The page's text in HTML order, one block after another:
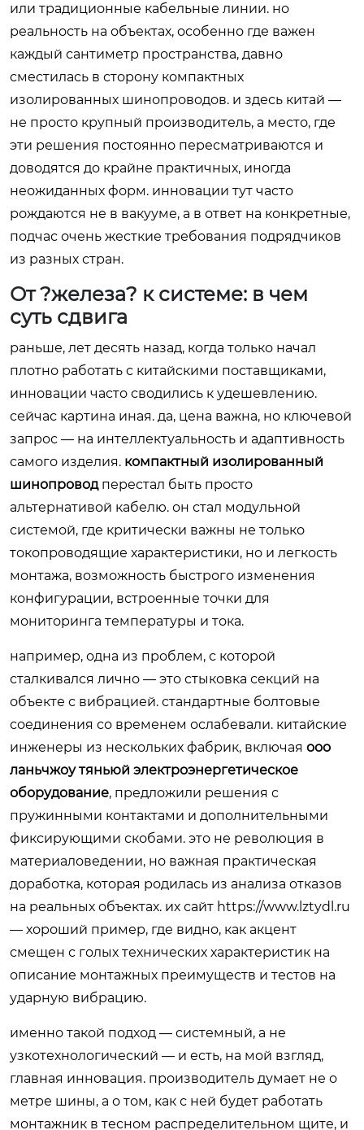
или традиционные кабельные линии. но
реальность на объектах, особенно где важен
каждый сантиметр пространства, давно
сместилась в сторону компактных
изолированных шинопроводов. и здесь китай —
не просто крупный производитель, а место, где
эти решения постоянно пересматриваются и
доводятся до крайне практичных, иногда
неожиданных форм. инновации тут часто
рождаются не в вакууме, а в ответ на конкретные,
подчас очень жесткие требования подрядчиков
из разных стран.
От ?железа? к системе: в чем
суть сдвига
раньше, лет десять назад, когда только начал
плотно работать с китайскими поставщиками,
инновации часто сводились к удешевлению.
сейчас картина иная. да, цена важна, но ключевой
запрос — на интеллектуальность и адаптивность
самого изделия. компактный изолированный
шинопроводперестал быть просто
альтернативой кабелю. он стал модульной
системой, где критически важны не только
токопроводящие характеристики, но и легкость
монтажа, возможность быстрого изменения
конфигурации, встроенные точки для
мониторинга температуры и тока.
например, одна из проблем, с которой
сталкивался лично — это стыковка секций на
объекте с вибрацией. стандартные болтовые
соединения со временем ослабевали. китайские
инженеры из нескольких фабрик, включая ооо
ланьчжоу тяньюй электроэнергетическое
оборудование, предложили решения с
пружинными контактами и дополнительными
фиксирующими скобами. это не революция в
материаловедении, но важная практическая
доработка, которая родилась из анализа отказов
на реальных объектах. их сайт https://www.lztydl.ru
— хороший пример, где видно, как акцент
смещен с голых технических характеристик на
описание монтажных преимуществ и тестов на
ударную вибрацию.
именно такой подход — системный, а не
узкотехнологический — и есть, на мой взгляд,
главная инновация. производитель думает не о
метре шины, а о том, как с ней будет работать
монтажник в тесном распределительном щите, и